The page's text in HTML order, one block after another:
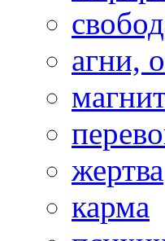
агни,
жертва
карма